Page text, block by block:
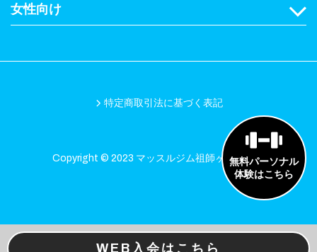
女性向け
特定商取引法に基づく表記
Copyright © 2023 マッスルジム祖師ヶ谷大蔵店無料パーソナル
体験はこちら
WEB入会はこちら